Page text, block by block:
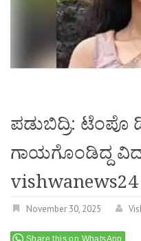
ಪಡುಬಿದ್ರಿ: ಟೆಂಪೊ
ಗಾಯಗೊಂಡಿದ್ದ
vishwanews24
November 30, 2025
Share this on WhatsApp